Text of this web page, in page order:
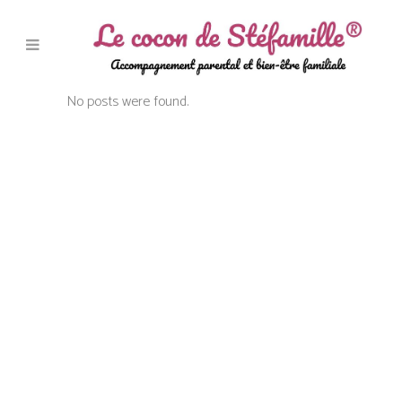
No posts were found.